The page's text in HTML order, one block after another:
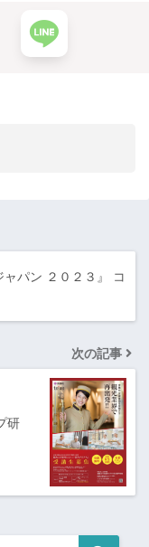
ャパン ２０２３』 コ
次の記事
研